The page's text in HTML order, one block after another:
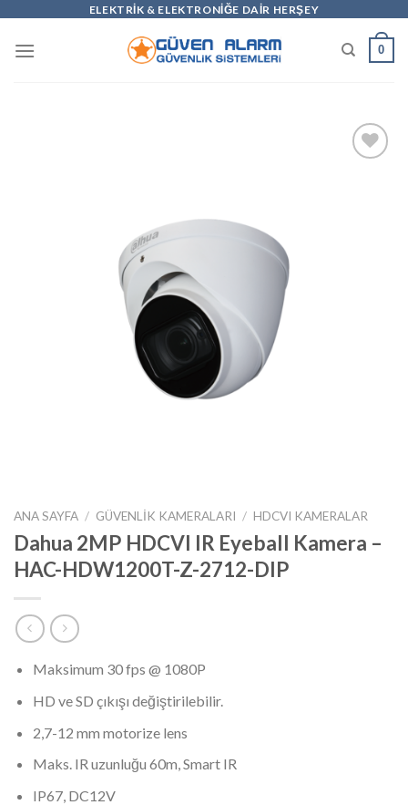
content
ELEKTRİK & ELEKTRONİĞE DAİR HERŞEY
0
ANA SAYFA / GÜVENLIK KAMERALARI / HDCVI KAMERALAR
Dahua 2MP HDCVI IR Eyeball Kamera –
HAC-HDW1200T-Z-2712-DIP
Maksimum 30 fps @ 1080P
HD ve SD çıkışı değiştirilebilir.
2,7-12 mm motorize lens
Maks. IR uzunluğu 60m, Smart IR
IP67, DC12V